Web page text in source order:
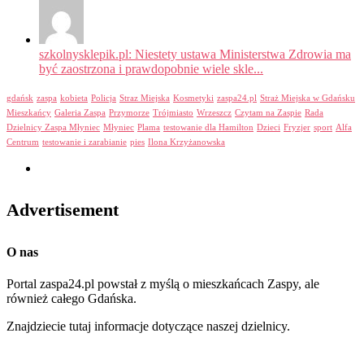
szkolnysklepik.pl: Niestety ustawa Ministerstwa Zdrowia ma
być zaostrzona i prawdopobnie wiele skle...
gdańsk zaspa kobieta Policja Straz Miejska Kosmetyki zaspa24.pl Straż Miejska w Gdańsku
Mieszkańcy Galeria Zaspa Przymorze Trójmiasto Wrzeszcz Czytam na Zaspie Rada
Dzielnicy Zaspa Młyniec Młyniec Plama testowanie dla Hamilton Dzieci Fryzjer sport Alfa
Centrum testowanie i zarabianie pies Ilona Krzyżanowska
Advertisement
O nas
Portal zaspa24.pl powstał z myślą o mieszkańcach Zaspy, ale
również całego Gdańska.
Znajdziecie tutaj informacje dotyczące naszej dzielnicy.